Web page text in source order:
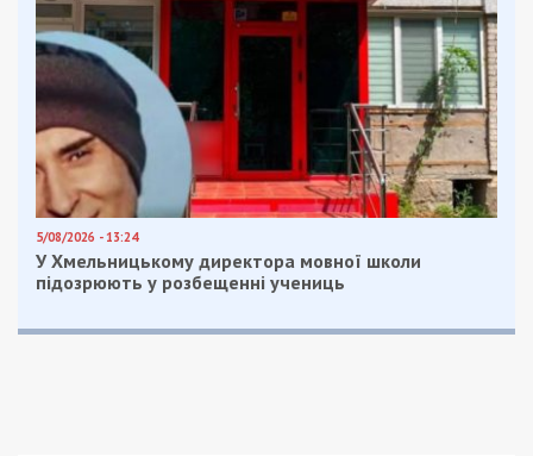
5/08/2026 - 13:24
У Хмельницькому директора мовної школи
підозрюють у розбещенні учениць